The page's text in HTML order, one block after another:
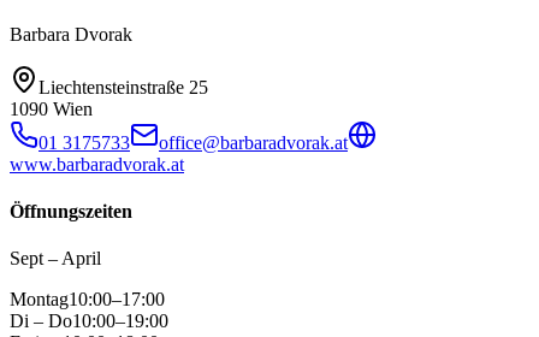
Barbara Dvorak
Liechtensteinstraße 25
1090 Wien
01 3175733
office@barbaradvorak.at
www.barbaradvorak.at
Öffnungszeiten
Sept – April
Montag10:00–17:00
Di – Do10:00–19:00